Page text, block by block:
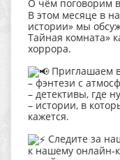
О чём поговорим
В этом месяце в
истории» мы
Тайная комната»
хоррора.
Приглашаем
– фэнтези с
– детективы, где
– истории, в
кажется.
Следите за
к нашему